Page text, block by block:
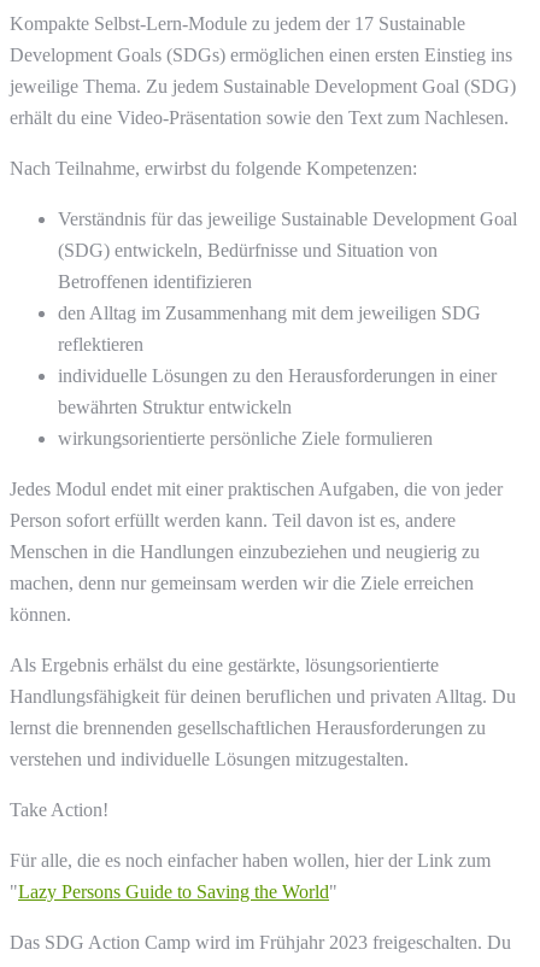
Kompakte Selbst-Lern-Module zu jedem der 17 Sustainable
Development Goals (SDGs) ermöglichen einen ersten Einstieg ins
jeweilige Thema. Zu jedem Sustainable Development Goal (SDG)
erhält du eine Video-Präsentation sowie den Text zum Nachlesen.
Nach Teilnahme, erwirbst du folgende Kompetenzen:
Verständnis für das jeweilige Sustainable Development Goal
(SDG) entwickeln, Bedürfnisse und Situation von
Betroffenen identifizieren
den Alltag im Zusammenhang mit dem jeweiligen SDG
reflektieren
individuelle Lösungen zu den Herausforderungen in einer
bewährten Struktur entwickeln
wirkungsorientierte persönliche Ziele formulieren
Jedes Modul endet mit einer praktischen Aufgaben, die von jeder
Person sofort erfüllt werden kann. Teil davon ist es, andere
Menschen in die Handlungen einzubeziehen und neugierig zu
machen, denn nur gemeinsam werden wir die Ziele erreichen
können.
Als Ergebnis erhälst du eine gestärkte, lösungsorientierte
Handlungsfähigkeit für deinen beruflichen und privaten Alltag. Du
lernst die brennenden gesellschaftlichen Herausforderungen zu
verstehen und individuelle Lösungen mitzugestalten.
Take Action!
Für alle, die es noch einfacher haben wollen, hier der Link zum
"Lazy Persons Guide to Saving the World"
Das SDG Action Camp wird im Frühjahr 2023 freigeschalten. Du